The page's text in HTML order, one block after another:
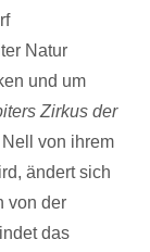
Natur
und um
Zirkus der
von ihrem
ändert sich
von der
das